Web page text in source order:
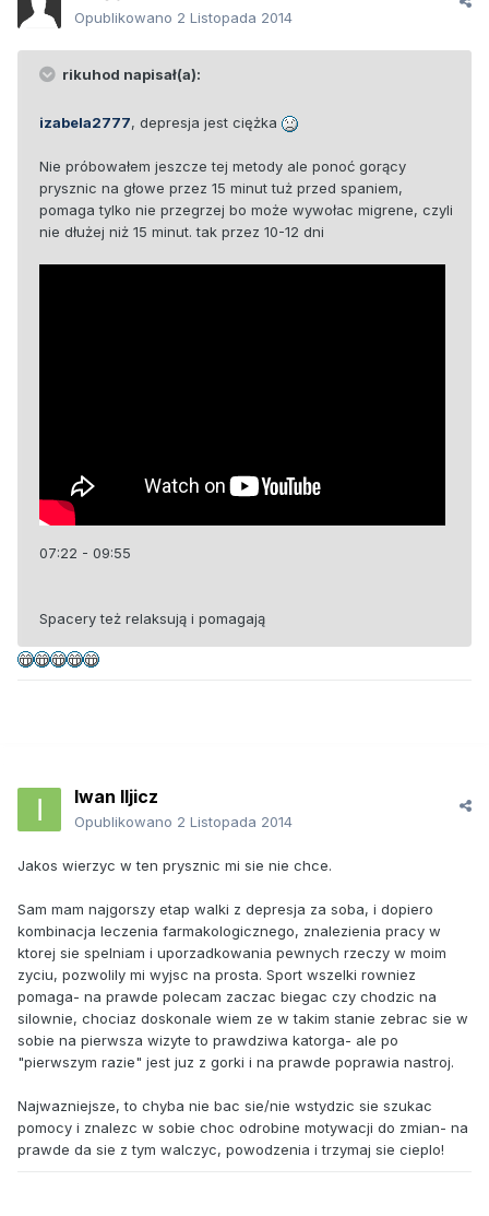
Opublikowano 2 Listopada 2014
rikuhod napisał(a):
izabela2777, depresja jest ciężka
Nie próbowałem jeszcze tej metody ale ponoć gorący
prysznic na głowe przez 15 minut tuż przed spaniem,
pomaga tylko nie przegrzej bo może wywołac migrene, czyli
nie dłużej niż 15 minut. tak przez 10-12 dni
07:22 - 09:55
Spacery też relaksują i pomagają
Iwan Iljicz
Opublikowano 2 Listopada 2014
Jakos wierzyc w ten prysznic mi sie nie chce.
Sam mam najgorszy etap walki z depresja za soba, i dopiero
kombinacja leczenia farmakologicznego, znalezienia pracy w
ktorej sie spelniam i uporzadkowania pewnych rzeczy w moim
zyciu, pozwolily mi wyjsc na prosta. Sport wszelki rowniez
pomaga- na prawde polecam zaczac biegac czy chodzic na
silownie, chociaz doskonale wiem ze w takim stanie zebrac sie w
sobie na pierwsza wizyte to prawdziwa katorga- ale po
"pierwszym razie" jest juz z gorki i na prawde poprawia nastroj.
Najwazniejsze, to chyba nie bac sie/nie wstydzic sie szukac
pomocy i znalezc w sobie choc odrobine motywacji do zmian- na
prawde da sie z tym walczyc, powodzenia i trzymaj sie cieplo!